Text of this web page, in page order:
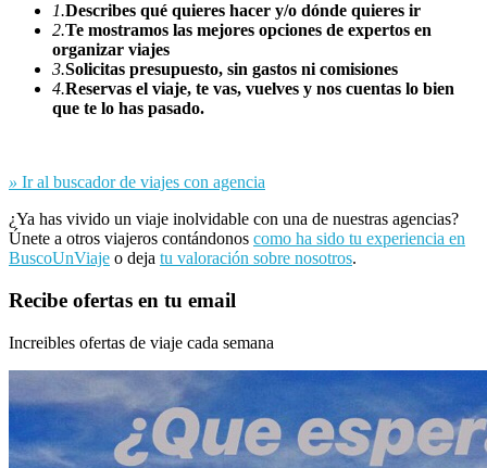
1.Describes qué quieres hacer y/o dónde quieres ir
2.Te mostramos las mejores opciones de expertos en
organizar viajes
3.Solicitas presupuesto, sin gastos ni comisiones
4.Reservas el viaje, te vas, vuelves y nos cuentas lo bien
que te lo has pasado.
» Ir al buscador de viajes con agencia
¿Ya has vivido un viaje inolvidable con una de nuestras agencias?
Únete a otros viajeros contándonos como ha sido tu experiencia en
BuscoUnViaje o deja tu valoración sobre nosotros.
Recibe ofertas en tu email
Increibles ofertas de viaje cada semana